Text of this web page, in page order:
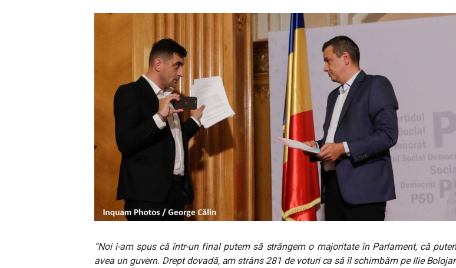
“Noi i-am spus că într-un final putem să strângem o majoritate în Parlament, că
avea un guvern. Drept dovadă, am strâns 281 de voturi ca să îl schimbăm pe Ilie